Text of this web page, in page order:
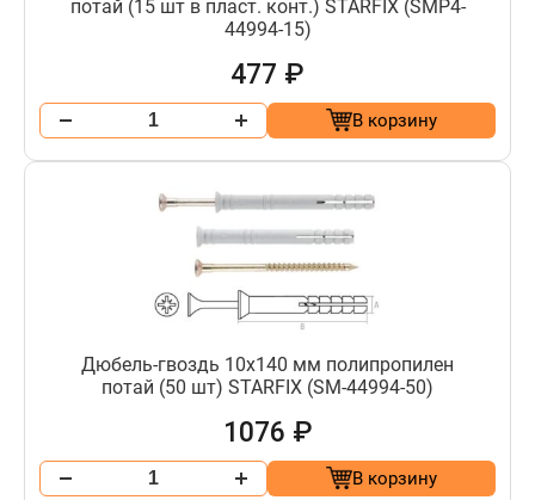
потай (15 шт в пласт. конт.) STARFIX (SMP4-
44994-15)
477 ₽
В корзину
Дюбель-гвоздь 10х140 мм полипропилен
потай (50 шт) STARFIX (SM-44994-50)
1076 ₽
В корзину